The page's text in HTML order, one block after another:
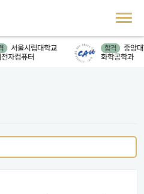
서울시립대학교
자컴퓨터
합격
중앙대
화학공학과